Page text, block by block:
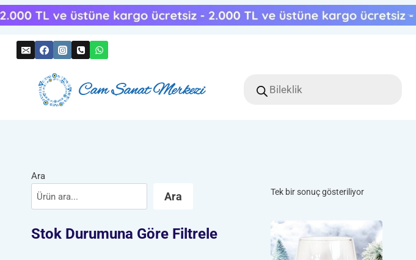
Skip
to
search
Tek bir sonuç gösteriliyor
Ara
Ara
Stok Durumuna Göre Filtrele